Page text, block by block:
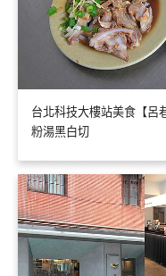
台北科技大樓站美食【呂
粉湯黑白切